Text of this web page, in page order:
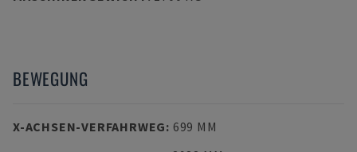
BEWEGUNG
X-ACHSEN-VERFAHRWEG: 699 MM